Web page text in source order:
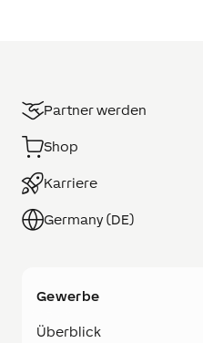
Partner werden
Shop
Karriere
Germany (DE)
Gewerbe
Überblick